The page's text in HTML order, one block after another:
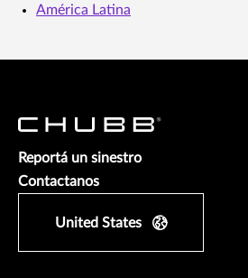
América Latina
Reportá un sinestro
Contactanos
United States